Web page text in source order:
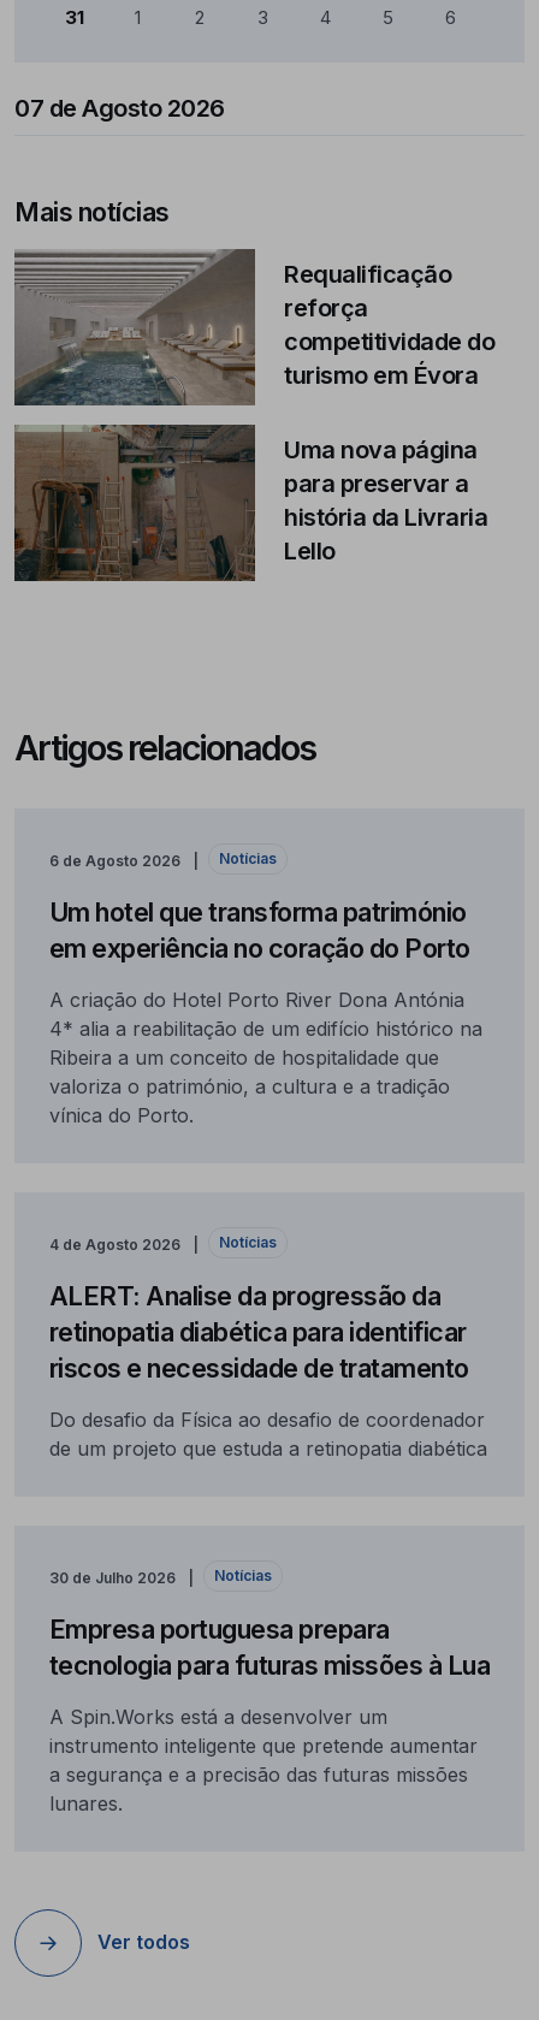
31 1 2 3 4 5 6
07 de Agosto 2026
Mais notícias
Requalificação
reforça
competitividade do
turismo em Évora
Uma nova página
para preservar a
história da Livraria
Lello
Artigos relacionados
6 de Agosto 2026 Notícias
Um hotel que transforma património
em experiência no coração do Porto
A criação do Hotel Porto River Dona Antónia
4* alia a reabilitação de um edifício histórico na
Ribeira a um conceito de hospitalidade que
valoriza o património, a cultura e a tradição
vínica do Porto.
4 de Agosto 2026 Notícias
ALERT: Analise da progressão da
retinopatia diabética para identificar
riscos e necessidade de tratamento
Do desafio da Física ao desafio de coordenador
de um projeto que estuda a retinopatia diabética
30 de Julho 2026 Notícias
Empresa portuguesa prepara
tecnologia para futuras missões à Lua
A Spin.Works está a desenvolver um
instrumento inteligente que pretende aumentar
a segurança e a precisão das futuras missões
lunares.
Ver todos